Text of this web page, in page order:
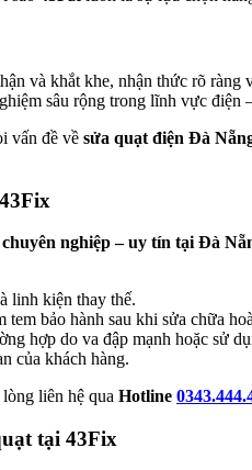
và khắt khe, nhận thức rõ
sâu rộng trong lĩnh vực
vấn đề về sửa quạt điện Đà
nghiệp – uy tín tại Đà
linh kiện thay thế.
bảo hành sau khi sửa chữa
hợp do va đập mạnh hoặc sử
của khách hàng.
liên hệ qua Hotline
tại 43Fix